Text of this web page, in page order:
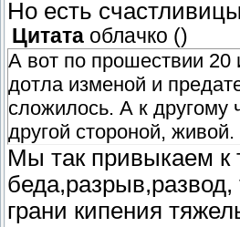
Но есть
Цитата облачко ()
А вот по прошествии 20
дотла изменой и
сложилось. А к другому
другой стороной, живой.
Мы так привыкаем к
грани кипения